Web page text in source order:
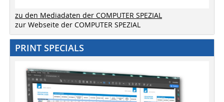
zu den Mediadaten der COMPUTER SPEZIAL
zur Webseite der COMPUTER SPEZIAL
PRINT SPECIALS